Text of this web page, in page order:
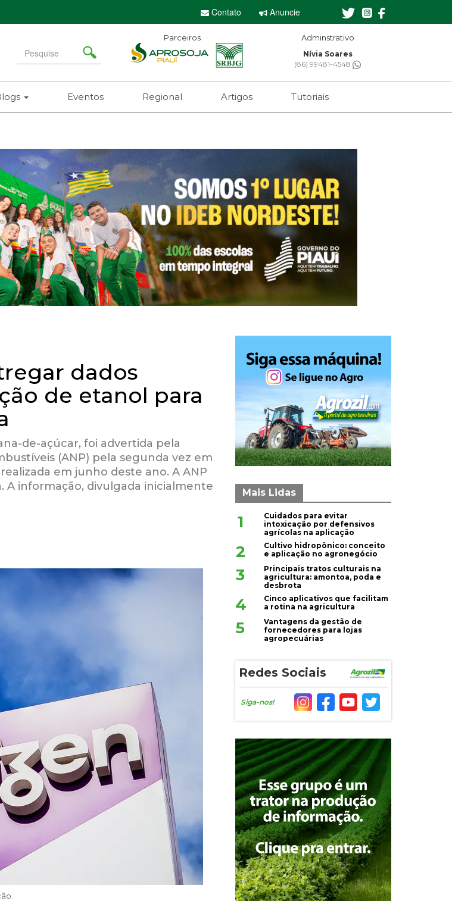
Contato Anuncie
Search
for
Parceiros Editor-chefe
Sebastian Eugênio
(61) 99650-2473
Nívia Soares
(86) 99481-4548
Eventos Regional Artigos Tutoriais
dados
de etanol para
de-açúcar, foi advertida pela
(ANP) pela segunda vez em
em junho deste ano. A ANP
informação, divulgada inicialmente
Mais Lidas
1
Cuidados para evitar
intoxicação por defensivos
agrícolas na aplicação
2
Cultivo hidropônico: conceito
e aplicação no agronegócio
3
Principais tratos culturais na
agricultura: amontoa, poda e
desbrota
4
Cinco aplicativos que facilitam
a rotina na agricultura
5
Vantagens da gestão de
fornecedores para lojas
agropecuárias
Redes Sociais
Siga-nos!